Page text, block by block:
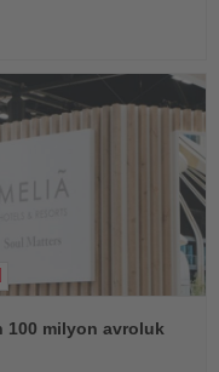
100 milyon avroluk